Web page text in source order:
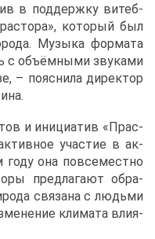
в под­держ­ку ви­теб­
ко­то­рый был
Му­зы­ка фор­ма­та
с объ­ём­ны­ми зву­ка­ми
– по­яс­ни­ла ди­рек­тор
и ини­ци­а­тив «Прас­
уча­стие в ак­
она по­все­мест­но
пред­ла­га­ют об­ра­
свя­за­на с лю­дь­ми
кли­ма­та вли­я­